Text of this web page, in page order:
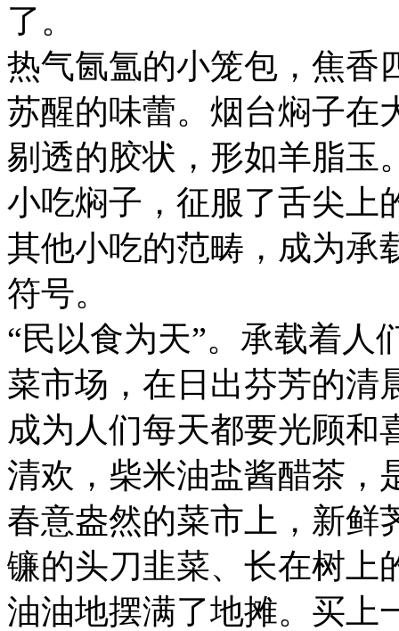
了。
热气氤氲的小笼包，焦香
苏醒的味蕾。烟台焖子在
剔透的胶状，形如羊脂玉
小吃焖子，征服了舌尖上
其他小吃的范畴，成为承
符号。
“民以食为天”。承载着人
菜市场，在日出芬芳的清
成为人们每天都要光顾和
清欢，柴米油盐酱醋茶，
春意盎然的菜市上，新鲜
镰的头刀韭菜、长在树上
油油地摆满了地摊。买上